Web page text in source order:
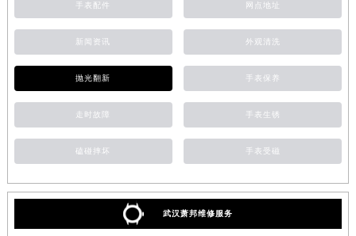
手表配件 网点地址
新闻资讯 外观清洗
抛光翻新 手表保养
走时故障 手表生锈
磕碰摔坏 手表受磁
武汉萧邦维修服务